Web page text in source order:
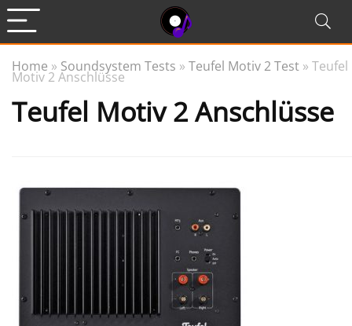
Home » Soundsystem Tests » Teufel Motiv 2 Test » Teufel
Motiv 2 Anschlüsse
Teufel Motiv 2 Anschlüsse